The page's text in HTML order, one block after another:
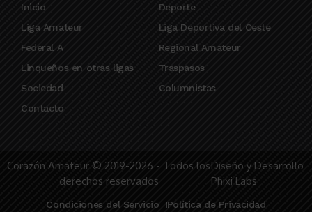
Inicio
Deporte
Liga Amateur
Liga Deportiva del Oeste
Federal A
Regional Amateur
Linqueños en otras ligas
Traspasos
Sociedad
Columnistas
Contacto
Corazón Amateur © 2019-2026 - Todos los
derechos reservados
Diseño y Desarrollo
Phixi Labs
Condiciones del Servicio Política de Privacidad